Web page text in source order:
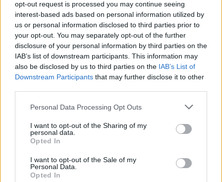
opt-out request is processed you may continue seeing
interest-based ads based on personal information utilized by
us or personal information disclosed to third parties prior to
your opt-out. You may separately opt-out of the further
disclosure of your personal information by third parties on the
IAB’s list of downstream participants. This information may
also be disclosed by us to third parties on the IAB’s List of
Downstream Participants that may further disclose it to other
Personal Data Processing Opt Outs
I want to opt-out of the Sharing of my
personal data.
Opted In
I want to opt-out of the Sale of my
Personal Data.
Opted In
αυτό, θα εμπλουτίσεις την πρώτη ύλη με τα
κατάλληλα συστατικά, τα οποία θα
αναδείξουν τη γεύση και το άρωμά της.
Πιο αναλυτικά, θα προσθέσεις ελαιόλαδο και
ένα κρεμμύδι, το οποίο νωρίτερα θα έχεις
ένα γευστικό twist, λίγους κόκκους μπαχάρι
και κύμινο.